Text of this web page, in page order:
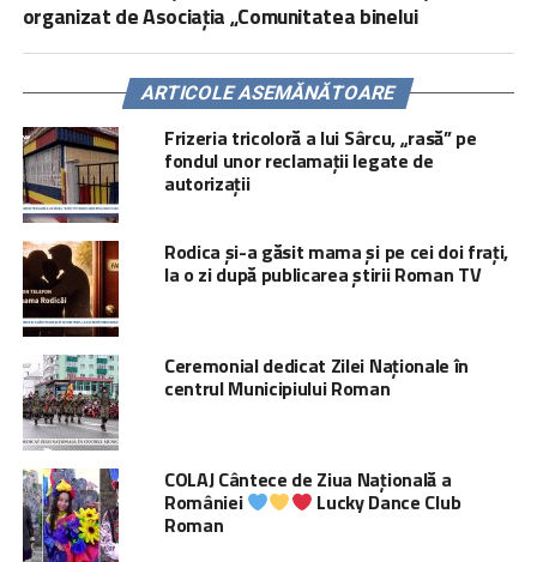
organizat de Asociația „Comunitatea binelui
ARTICOLE ASEMĂNĂTOARE
Frizeria tricoloră a lui Sârcu, „rasă” pe
fondul unor reclamații legate de
autorizații
Rodica și-a găsit mama și pe cei doi frați,
la o zi după publicarea știrii Roman TV
Ceremonial dedicat Zilei Naționale în
centrul Municipiului Roman
COLAJ Cântece de Ziua Națională a
României Lucky Dance Club
Roman